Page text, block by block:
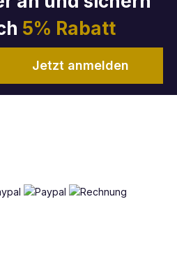
5% Rabatt
Jetzt anmelden